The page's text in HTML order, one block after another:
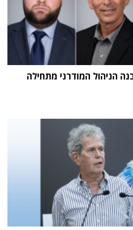
הניהול המודרני מתחילה